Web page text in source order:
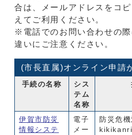
合は、メールアドレスをコ
えてご利用ください。
※電話でのお問い合わせの
違いにご注意ください。
(市長直属)オンライン申請
手続の名称
シス
テム
名称
伊賀市防災
情報システ
電子
メー
防災危